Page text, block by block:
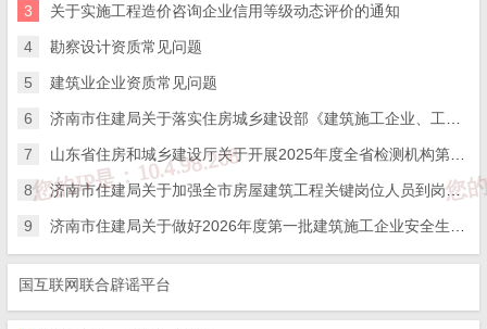
10 山东海桥建筑工程有限公司 防水防腐保温工
山东厚德工匠建筑工程有限公司 钢结构工程专业
13 山东德胜建筑工程有限公司
市政公用工程施
地基基础工程专
14 山东怀信环境科技有限公司 环保工程专业承
3 关于实施工程造价咨询企业信用等级动态评价的通知
4 勘察设计资质常见问题
5 建筑业企业资质常见问题
6 济南市住建局关于落实住房城乡建设部《建筑施工企业、工程项目安全生产管理机构设置及安全生产管理人员配备办法》的通知
7 山东省住房和城乡建设厅关于开展2025年度全省检测机构第二次能力验证工作的通知
8 济南市住建局关于加强全市房屋建筑工程关键岗位人员到岗履职数字化监管的通知
9 济南市住建局关于做好2026年度第一批建筑施工企业安全生产管理人员考试报名工作的通知
联网联合辟谣平台